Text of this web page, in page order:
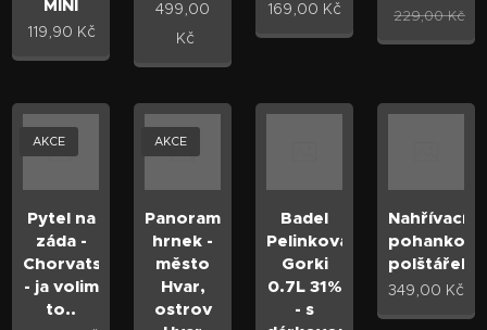
MINI
119,90 Kč
499,00
Kč
169,00 Kč 229,00Kč
Pytel na
záda -
Chorvatsko
- ja volim
to..
AKCE
Panoramatický
hrnek -
město
Hvar,
ostrov
AKCE
Badel
Pelinkovac
Gorki
0.7L 31%
- s
Nahřívací
pohankový
polštářek
349,00 Kč